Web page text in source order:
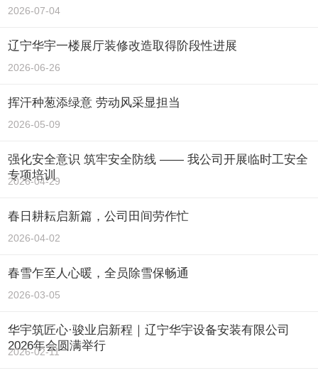
2026-07-04
辽宁华宇一楼展厅装修改造取得阶段性进展
2026-06-26
挥汗种葱添绿意 劳动风采显担当
2026-05-09
强化安全意识 筑牢安全防线 —— 我公司开展临时工安全
专项培训
2026-04-29
春日耕耘启新篇，公司田间劳作忙
2026-04-02
春雪乍至人心暖，全员除雪保畅通
2026-03-05
华宇筑匠心·骏业启新程｜辽宁华宇设备安装有限公司
2026年会圆满举行
2026-02-11